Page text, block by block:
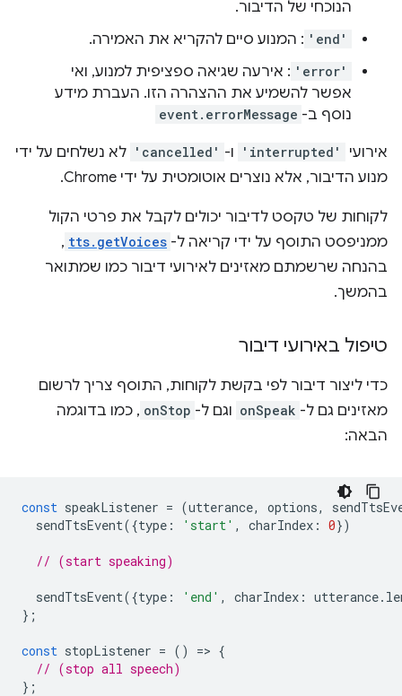
הנוכחי של הדיבור.
'end' : המנוע סיים להקריא את האמירה.
'error' : אירעה שגיאה ספציפית למנוע, ואי
אפשר להשמיע את ההצהרה הזו. העברת מידע
נוסף ב- event.errorMessage
אירועי 'interrupted' ו- 'cancelled' לא נשלחים על ידי
מנוע הדיבור, אלא נוצרים אוטומטית על ידי Chrome.
לקוחות של טקסט לדיבור יכולים לקבל את פרטי הקול
ממניפסט התוסף על ידי קריאה ל- tts.getVoices
,
בהנחה שרשמתם מאזינים לאירועי דיבור כמו שמתואר
בהמשך.
טיפול באירועי דיבור
כדי ליצור דיבור לפי בקשת לקוחות, התוסף צריך לרשום
מאזינים גם ל- onSpeak וגם ל- onStop , כמו בדוגמה
הבאה:
const speakListener = (utterance, options,
sendTtsEvent({type : 'start' , charIndex : 0})
// (start speaking)
sendTtsEvent({type : 'end' , charIndex : utterance.
};
const stopListener = () => {
// (stop all speech)
};